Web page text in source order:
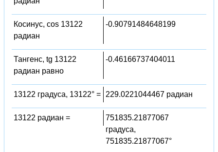
Косинус, cos 13122
радиан
-0.90791484648199
Тангенс, tg 13122
радиан равно
-0.46166737404011
13122 градуса, 13122° = 229.0221044467 радиан
13122 радиан =
751835.21877067
градуса,
751835.21877067°